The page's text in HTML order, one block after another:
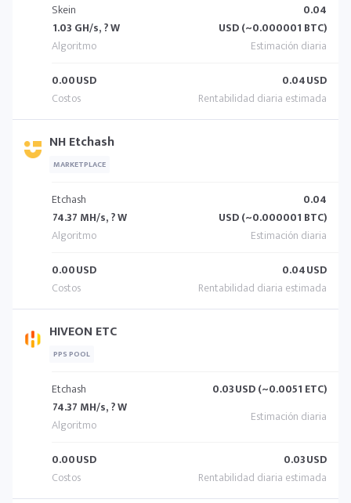
Skein
1.03 GH/s, ? W
0.04
USD (~0.000001 BTC)
0.00USD 0.04USD
NH Etchash
MARKETPLACE
Etchash
74.37 MH/s, ? W
0.04
USD (~0.000001 BTC)
0.00USD 0.04USD
HIVEON ETC
PPS POOL
Etchash
74.37 MH/s, ? W
0.03USD (~0.0051 ETC)
0.00USD 0.03USD